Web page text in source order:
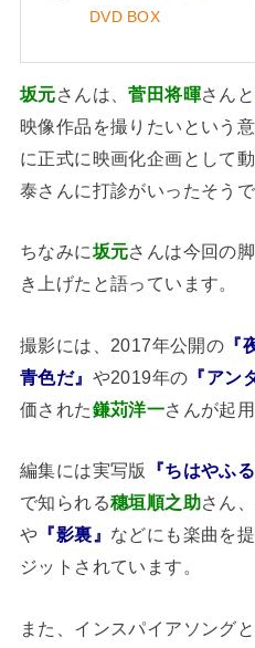
DVD BOX
坂元さんは、菅田将暉さんと
映像作品を撮りたいという
に正式に映画化企画として
泰さんに打診がいったそうで
ちなみに坂元さんは今回の
き上げたと語っています。
撮影には、2017年公開の 『
青色だ』 や2019年の 『アン
価された鎌苅洋一さんが起
編集には実写版 『ちはやふる
で知られる穗垣順之助さん
や 『影裏』 などにも楽曲を
ジットされています。
また、インスパイアソング